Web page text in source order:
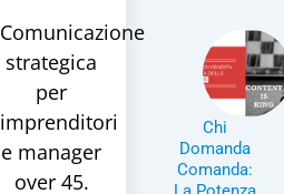
Comunicazione
strategica
per
imprenditori
e manager
over 45.
Chi
Domanda
Comanda: